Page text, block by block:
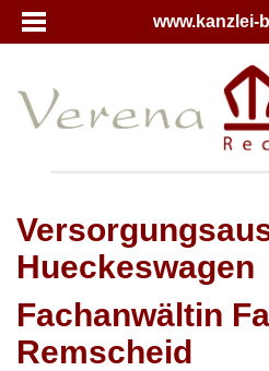
www.kanzlei-
Hueckeswagen
Fachanwältin
Remscheid